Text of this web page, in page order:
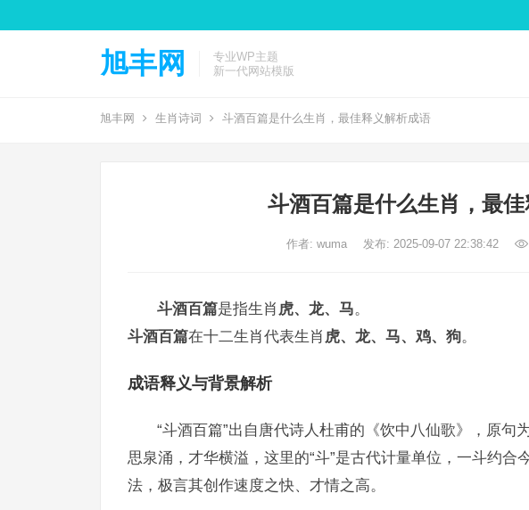
旭丰网
专业WP主题
新一代网站模版
旭丰网 生肖诗词 斗酒百篇是什么生肖，最佳释义解析成语
斗酒百篇是什么生肖，最
作者: wuma 发布: 2025-09-07 22:38:42
斗酒百篇是指生肖 虎、龙、马。
斗酒百篇在十二生肖代表生肖 虎、龙、马、鸡、狗。
成语释义与背景解析
“斗酒百篇”出自唐代诗人杜甫的《饮中八仙歌》，原句
思泉涌，才华横溢，这里的“斗”是古代计量单位，一斗约合
法，极言其创作速度之快、才情之高。